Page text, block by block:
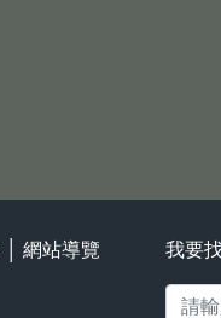
網站導覽 我要